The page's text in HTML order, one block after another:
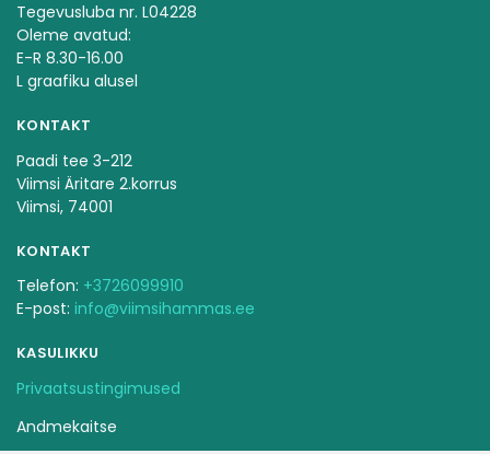
Tegevusluba nr. L04228
Oleme avatud:
E-R 8.30-16.00
L graafiku alusel
KONTAKT
Paadi tee 3-212
Viimsi Äritare 2.korrus
Viimsi, 74001
KONTAKT
Telefon: +3726099910
E-post: info@viimsihammas.ee
KASULIKKU
Privaatsustingimused
Andmekaitse